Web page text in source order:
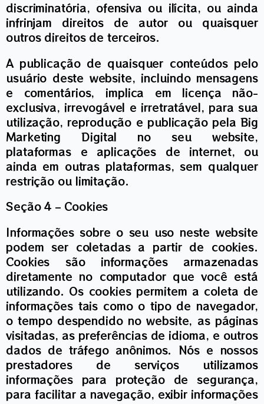
discriminatória, ofensiva ou ilícita, ou ainda
infrinjam direitos de autor ou quaisquer
outros direitos de terceiros.
A publicação de quaisquer conteúdos pelo
usuário deste website, incluindo mensagens
e comentários, implica em licença não-
exclusiva, irrevogável e irretratável, para sua
utilização, reprodução e publicação pela Big
Marketing Digital no seu website,
plataformas e aplicações de internet, ou
ainda em outras plataformas, sem qualquer
restrição ou limitação.
Seção 4 – Cookies
Informações sobre o seu uso neste website
podem ser coletadas a partir de cookies.
Cookies são informações armazenadas
diretamente no computador que você está
utilizando. Os cookies permitem a coleta de
informações tais como o tipo de navegador,
o tempo despendido no website, as páginas
visitadas, as preferências de idioma, e outros
dados de tráfego anônimos. Nós e nossos
prestadores de serviços utilizamos
informações para proteção de segurança,
para facilitar a navegação, exibir informações